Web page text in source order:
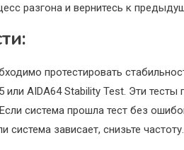
разгона и вернитесь к
протестировать
или AIDA64 Stability Test. Эти
система прошла тест без
зависает, снизьте частоту.